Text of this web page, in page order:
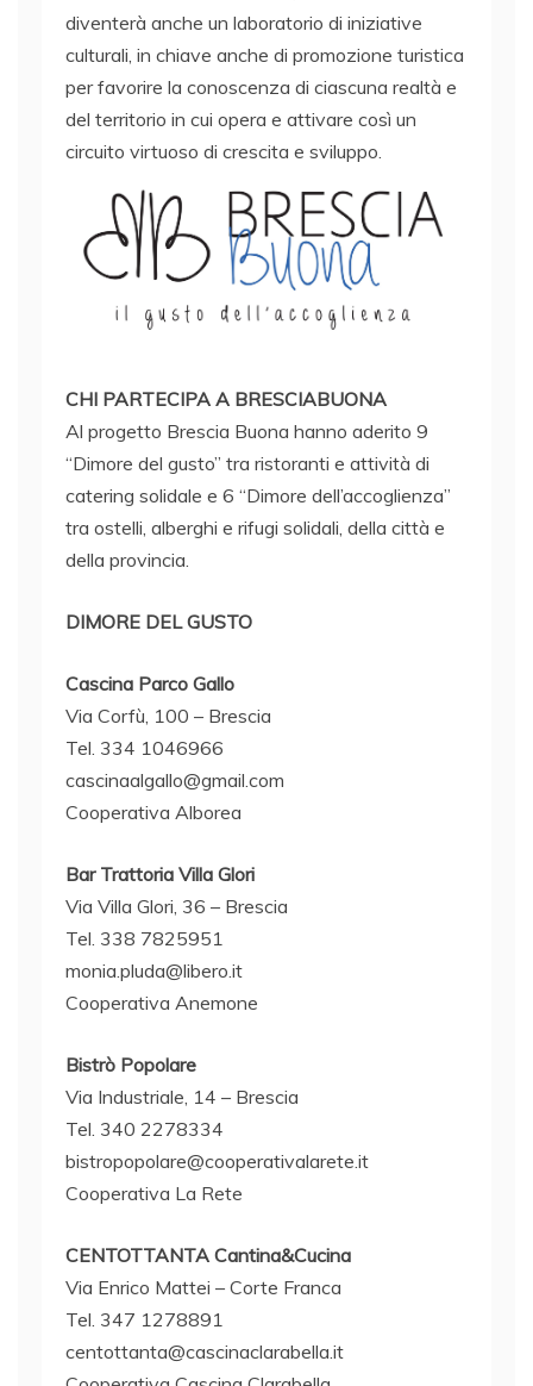
diventerà anche un laboratorio di iniziative
culturali, in chiave anche di promozione turistica
per favorire la conoscenza di ciascuna realtà e
del territorio in cui opera e attivare così un
circuito virtuoso di crescita e sviluppo.
CHI PARTECIPA A BRESCIABUONA
Al progetto Brescia Buona hanno aderito 9
“Dimore del gusto” tra ristoranti e attività di
catering solidale e 6 “Dimore dell’accoglienza”
tra ostelli, alberghi e rifugi solidali, della città e
della provincia.
DIMORE DEL GUSTO
Cascina Parco Gallo
Via Corfù, 100 – Brescia
Tel. 334 1046966
cascinaalgallo@gmail.com
Cooperativa Alborea
Bar Trattoria Villa Glori
Via Villa Glori, 36 – Brescia
Tel. 338 7825951
monia.pluda@libero.it
Cooperativa Anemone
Bistrò Popolare
Via Industriale, 14 – Brescia
Tel. 340 2278334
bistropopolare@cooperativalarete.it
Cooperativa La Rete
CENTOTTANTA Cantina&Cucina
Via Enrico Mattei – Corte Franca
Tel. 347 1278891
centottanta@cascinaclarabella.it